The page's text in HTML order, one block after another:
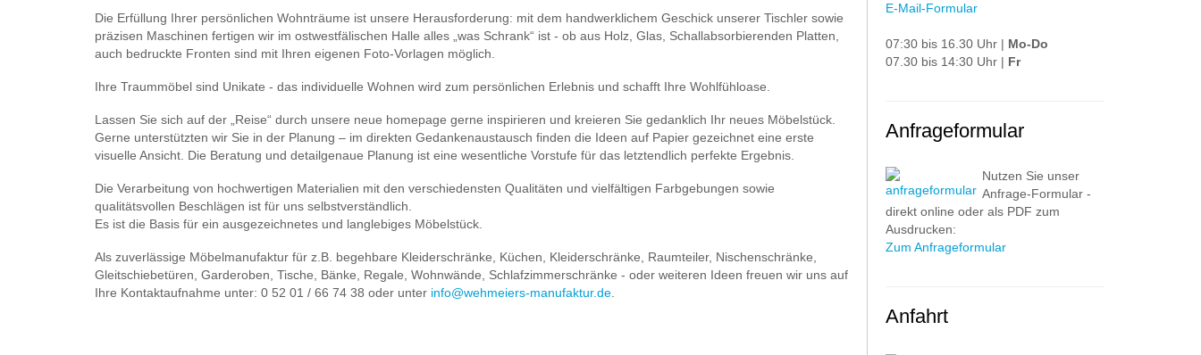
Die Erfüllung Ihrer persönlichen Wohnträume ist unsere Herausforderung: mit dem handwerklichem Geschick unserer Tischler sowie
präzisen Maschinen fertigen wir im ostwestfälischen Halle alles „was Schrank“ ist - ob aus Holz, Glas, Schallabsorbierenden Platten,
auch bedruckte Fronten sind mit Ihren eigenen Foto-Vorlagen möglich.
Ihre Traummöbel sind Unikate - das individuelle Wohnen wird zum persönlichen Erlebnis und schafft Ihre Wohlfühloase.
Lassen Sie sich auf der „Reise“ durch unsere neue homepage gerne inspirieren und kreieren Sie gedanklich Ihr neues Möbelstück.
Gerne unterstützten wir Sie in der Planung – im direkten Gedankenaustausch finden die Ideen auf Papier gezeichnet eine erste
visuelle Ansicht. Die Beratung und detailgenaue Planung ist eine wesentliche Vorstufe für das letztendlich perfekte Ergebnis.
Die Verarbeitung von hochwertigen Materialien mit den verschiedensten Qualitäten und vielfältigen Farbgebungen sowie
qualitätsvollen Beschlägen ist für uns selbstverständlich.
Es ist die Basis für ein ausgezeichnetes und langlebiges Möbelstück.
Als zuverlässige Möbelmanufaktur für z.B. begehbare Kleiderschränke, Küchen, Kleiderschränke, Raumteiler, Nischenschränke,
Gleitschiebetüren, Garderoben, Tische, Bänke, Regale, Wohnwände, Schlafzimmerschränke - oder weiteren Ideen freuen wir uns auf
Ihre Kontaktaufnahme unter: 0 52 01 / 66 74 38 oder unter info@wehmeiers-manufaktur.de
E-Mail-Formular
07:30 bis 16.30 Uhr | Mo-Do
07.30 bis 14:30 Uhr | Fr
Anfrageformular
Nutzen Sie unser
Anfrage-Formular -
direkt online oder als PDF zum
Ausdrucken:
Zum Anfrageformular
Anfahrt